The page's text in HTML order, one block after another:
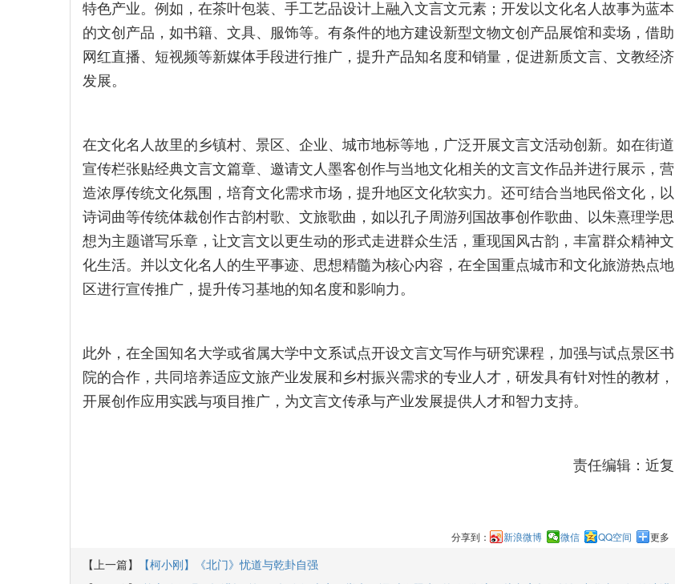
特色产业。例如，在茶叶包装、手工艺品设计上融入文言文元素；开发以文化名人故事为蓝本
的文创产品，如书籍、文具、服饰等。有条件的地方建设新型文物文创产品展馆和卖场，借助
网红直播、短视频等新媒体手段进行推广，提升产品知名度和销量，促进新质文言、文教经济
发展。
在文化名人故里的乡镇村、景区、企业、城市地标等地，广泛开展文言文活动创新。如在街道
宣传栏张贴经典文言文篇章、邀请文人墨客创作与当地文化相关的文言文作品并进行展示，营
造浓厚传统文化氛围，培育文化需求市场，提升地区文化软实力。还可结合当地民俗文化，以
诗词曲等传统体裁创作古韵村歌、文旅歌曲，如以孔子周游列国故事创作歌曲、以朱熹理学思
想为主题谱写乐章，让文言文以更生动的形式走进群众生活，重现国风古韵，丰富群众精神文
化生活。并以文化名人的生平事迹、思想精髓为核心内容，在全国重点城市和文化旅游热点地
区进行宣传推广，提升传习基地的知名度和影响力。
此外，在全国知名大学或省属大学中文系试点开设文言文写作与研究课程，加强与试点景区书
院的合作，共同培养适应文旅产业发展和乡村振兴需求的专业人才，研发具有针对性的教材，
开展创作应用实践与项目推广，为文言文传承与产业发展提供人才和智力支持。
责任编辑：近复
分享到： 新浪微博 微信 QQ空间 更多
【上一篇】
【柯小刚】《北门》忧道与乾卦自强